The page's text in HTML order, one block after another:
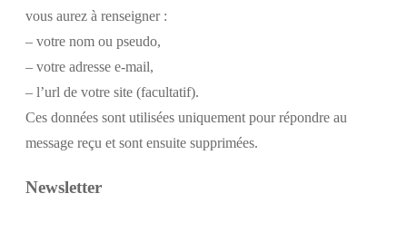
vous aurez à renseigner :
– votre nom ou pseudo,
– votre adresse e-mail,
– l’url de votre site (facultatif).
Ces données sont utilisées uniquement pour répondre au
message reçu et sont ensuite supprimées.
Newsletter